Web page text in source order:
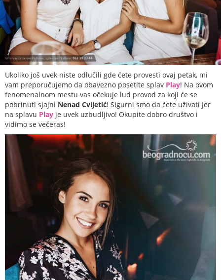
Ukoliko još uvek niste odlučili gde ćete provesti ovaj petak, mi
vam preporučujemo da obavezno posetite splav Play! Na ovom
fenomenalnom mestu vas očekuje lud provod za koji će se
pobrinuti sjajni Nenad Cvijetić! Sigurni smo da ćete uživati jer
na splavu Play je uvek uzbudljivo! Okupite dobro društvo i
vidimo se večeras!